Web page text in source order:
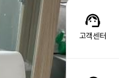
고객센터